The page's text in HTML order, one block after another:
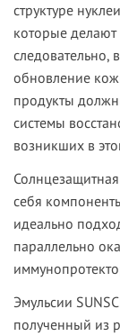
структуре
которые
следовательно,
обновление
продукты
системы
возникших в
себя
идеально
параллельно
Эмульсии
полученный из